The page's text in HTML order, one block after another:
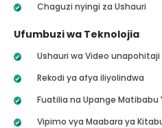
Chaguzi nyingi za Ushauri
Ufumbuzi wa Teknolojia
Ushauri wa Video unapohitaji
Rekodi ya afya iliyolindwa
Fuatilia na Upange Matibabu
Vipimo vya Maabara ya